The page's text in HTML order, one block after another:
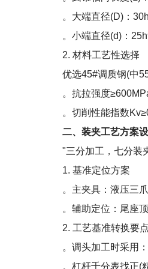
。大端直径(D)：
。小端直径(d)：
2. 材料工艺性选择
优选45#调质钢(中
。抗拉强度
。切削性能指数
二、装夹工艺方案
"三分加工，七分装夹
1. 基准定位方案
。 主夹具：液压三
。辅助定位：尾座顶
2. 工艺基准转换要点
。调头加工时采用：
。 杠杆千分表找正(